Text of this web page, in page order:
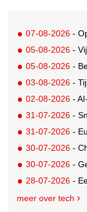
07-08-2026 -
05-08-2026 -
05-08-2026 -
03-08-2026 -
02-08-2026 - AI-
31-07-2026 -
31-07-2026 -
30-07-2026 -
30-07-2026 -
28-07-2026 -
meer over tech